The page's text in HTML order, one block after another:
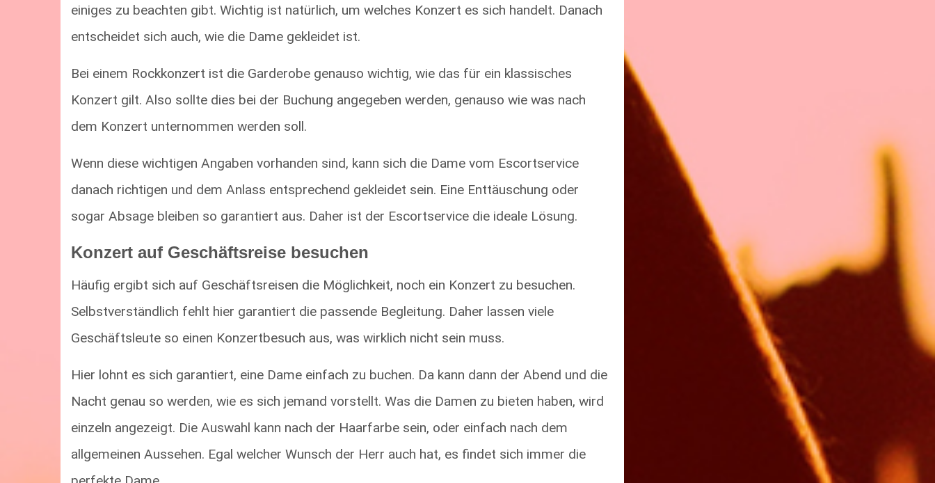
einiges zu beachten gibt. Wichtig ist natürlich, um welches Konzert es sich handelt. Danach
entscheidet sich auch, wie die Dame gekleidet ist.
Bei einem Rockkonzert ist die Garderobe genauso wichtig, wie das für ein klassisches
Konzert gilt. Also sollte dies bei der Buchung angegeben werden, genauso wie was nach
dem Konzert unternommen werden soll.
Wenn diese wichtigen Angaben vorhanden sind, kann sich die Dame vom Escortservice
danach richtigen und dem Anlass entsprechend gekleidet sein. Eine Enttäuschung oder
sogar Absage bleiben so garantiert aus. Daher ist der Escortservice die ideale Lösung.
Konzert auf Geschäftsreise besuchen
Häufig ergibt sich auf Geschäftsreisen die Möglichkeit, noch ein Konzert zu besuchen.
Selbstverständlich fehlt hier garantiert die passende Begleitung. Daher lassen viele
Geschäftsleute so einen Konzertbesuch aus, was wirklich nicht sein muss.
Hier lohnt es sich garantiert, eine Dame einfach zu buchen. Da kann dann der Abend und die
Nacht genau so werden, wie es sich jemand vorstellt. Was die Damen zu bieten haben, wird
einzeln angezeigt. Die Auswahl kann nach der Haarfarbe sein, oder einfach nach dem
allgemeinen Aussehen. Egal welcher Wunsch der Herr auch hat, es findet sich immer die